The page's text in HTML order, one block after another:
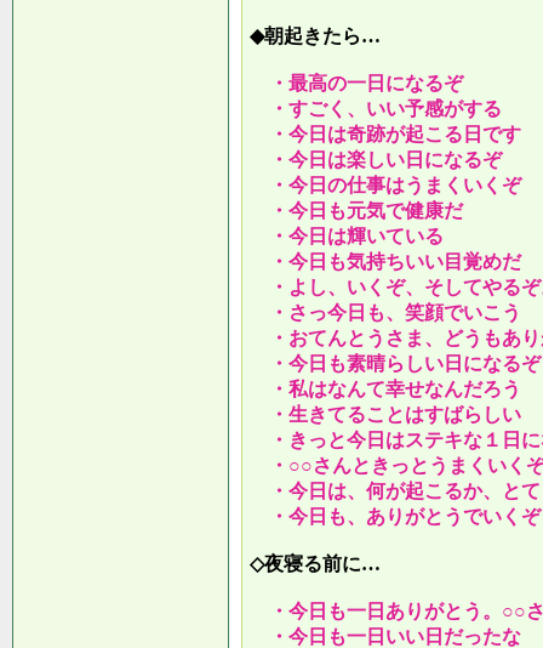
◆朝起きたら…
・最高の一日になるぞ
・すごく、いい予感がする
・今日は奇跡が起こる日です
・今日は楽しい日になるぞ
・今日の仕事はうまくいくぞ
・今日も元気で健康だ
・今日は輝いている
・今日も気持ちいい目覚めだ
・よし、いくぞ、そしてやる
・さっ今日も、笑顔でいこう
・おてんとうさま、どうもあ
・今日も素晴らしい日になるぞ
・私はなんて幸せなんだろう
・生きてることはすばらしい
・きっと今日はステキな１日
・○○さんときっとうまくいく
・今日は、何が起こるか、と
・今日も、ありがとうでいくぞ
◇夜寝る前に…
・今日も一日ありがとう。○○
・今日も一日いい日だったな